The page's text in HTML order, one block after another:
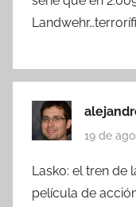
19 de
Lasko: el tren de
película de